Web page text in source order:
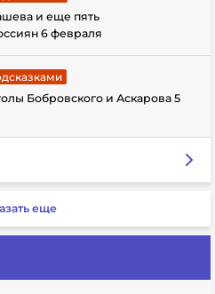
и еще пять
6 февраля
Бобровского и Аскарова 5
еще